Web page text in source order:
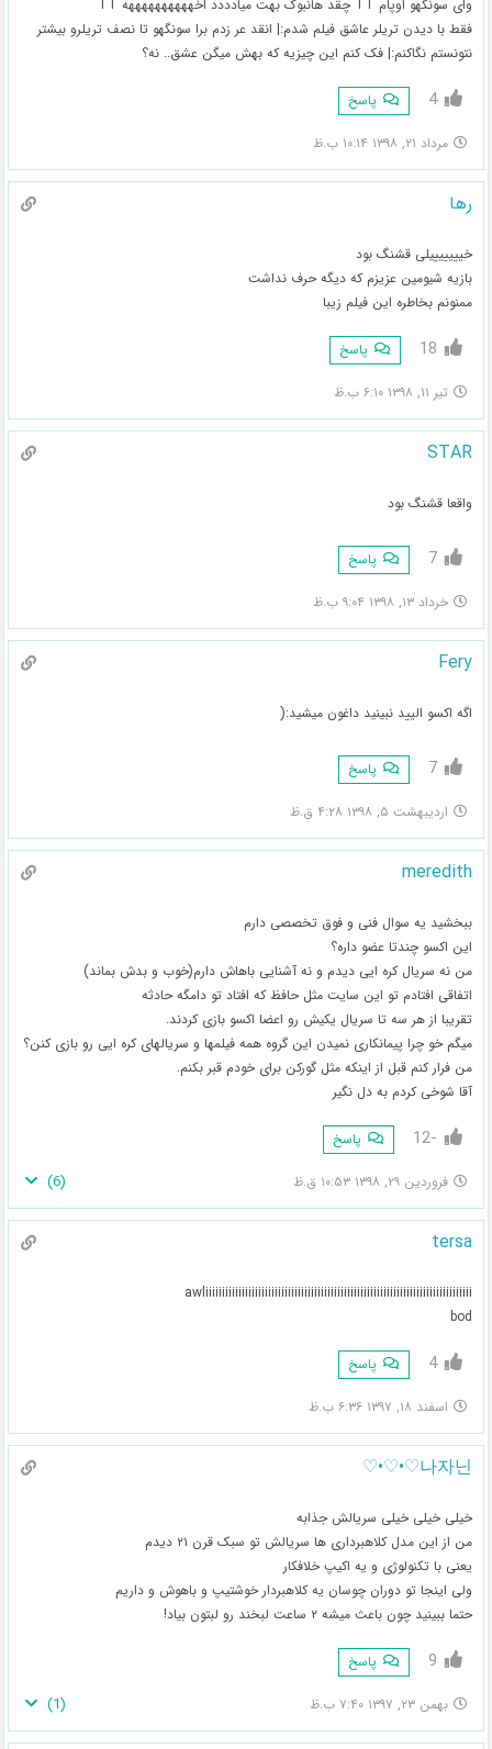
وای سونگهو اوپام TT چقد هانبوک بهت میادددد اخههههههههههه TT
فقط با دیدن تریلر عاشق فیلم شدم:| انقد عر زدم برا سونگهو تا نصف تریلرو بیشتر
نتونستم نگاکنم:| فک کنم این چیزیه که بهش میگن عشق.. نه؟
4 پاسخ
مرداد ۲۱, ۱۳۹۸ ۱۰:۱۴ ب.ظ
رها
خیییییییلی قشنگ بود
بازیه شیومین عزیزم که دیگه حرف نداشت
ممنونم بخاطره این فیلم زیبا
18 پاسخ
تیر ۱۱, ۱۳۹۸ ۶:۱۰ ب.ظ
STAR
واقعا قشنگ بود
7 پاسخ
خرداد ۱۳, ۱۳۹۸ ۹:۰۴ ب.ظ
Fery
اگه اکسو الیید نبینید داغون میشید:(
7 پاسخ
اردیبهشت ۵, ۱۳۹۸ ۴:۲۸ ق.ظ
meredith
ببخشید یه سوال فنی و فوق تخصصی دارم
این اکسو چندتا عضو داره؟
من نه سریال کره ایی دیدم و نه آشنایی باهاش دارم(خوب و بدش بماند)
اتفاقی افتادم تو این سایت مثل حافظ که افتاد تو دامگه حادثه
تقریبا از هر سه تا سریال یکیش رو اعضا اکسو بازی کردند.
میگم خو چرا پیمانکاری نمیدن این گروه همه فیلمها و سریالهای کره ایی رو بازی کنن؟
من فرار کنم قبل از اینکه مثل گورکن برای خودم قبر بکنم.
آقا شوخی کردم به دل نگیر
-12 پاسخ
فروردین ۲۹, ۱۳۹۸ ۱۰:۵۳ ق.ظ (
6
)
tersa
awliiiiiiiiiiiiiiiiiiiiiiiiiiiiiiiiiiiiiiiiiiiiiiiiiiiiiiiiiiiiiiiiiiiiiiiiiiiiiiiii
bod
4 پاسخ
اسفند ۱۸, ۱۳۹۷ ۶:۳۶ ب.ظ
나자닌♡•♡•♡
خیلی خیلی خیلی سریالش جذابه
من از این مدل کلاهبرداری ها سریالش تو سبک قرن ۲۱ دیدم
یعنی با تکنولوژی و یه اکیپ خلافکار
ولی اینجا تو دوران چوسان یه کلاهبردار خوشتیپ و باهوش و داریم
حتما ببینید چون باعث میشه ۲ ساعت لبخند رو لبتون بیاد!
9 پاسخ
بهمن ۲۳, ۱۳۹۷ ۷:۴۰ ب.ظ (
1
)